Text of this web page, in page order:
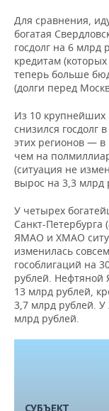
Для сравнения,
богатая
госдолг на 6 млрд
кредитам
теперь больше
(долги перед
Из 10 крупнейших
снизился госдолг
этих регионов —
чем на
(ситуация не
вырос на 3,3 млрд
У четырех
Санкт-Петербурга
ЯМАО и ХМАО
изменилась
гособлигаций на
рублей. Нефтяной
13 млрд рублей,
3,7 млрд рублей.
млрд рублей.
СУБЪЕКТ